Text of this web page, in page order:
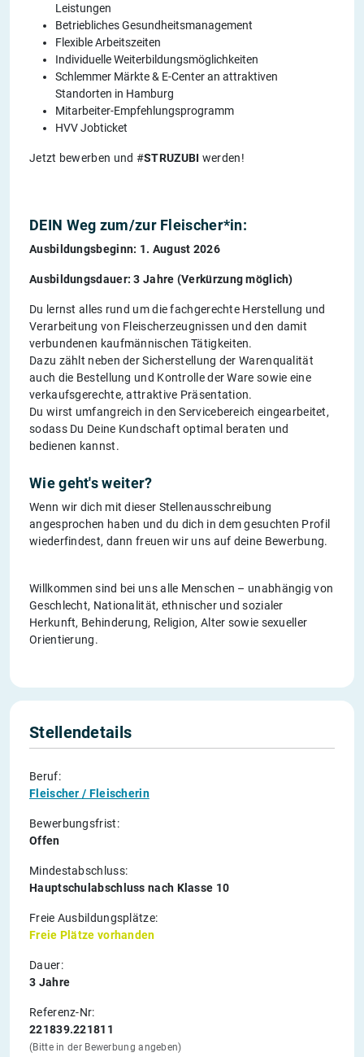
Leistungen
Betriebliches Gesundheitsmanagement
Flexible Arbeitszeiten
Individuelle Weiterbildungsmöglichkeiten
Schlemmer Märkte & E-Center an attraktiven
Standorten in Hamburg
Mitarbeiter-Empfehlungsprogramm
HVV Jobticket
Jetzt bewerben und #STRUZUBI werden!
DEIN Weg zum/zur Fleischer*in:
Ausbildungsbeginn: 1. August 2026
Ausbildungsdauer: 3 Jahre (Verkürzung möglich)
Du lernst alles rund um die fachgerechte Herstellung und
Verarbeitung von Fleischerzeugnissen und den damit
verbundenen kaufmännischen Tätigkeiten.
Dazu zählt neben der Sicherstellung der Warenqualität
auch die Bestellung und Kontrolle der Ware sowie eine
verkaufsgerechte, attraktive Präsentation.
Du wirst umfangreich in den Servicebereich eingearbeitet,
sodass Du Deine Kundschaft optimal beraten und
bedienen kannst.
Wie geht's weiter?
Wenn wir dich mit dieser Stellenausschreibung
angesprochen haben und du dich in dem gesuchten Profil
wiederfindest, dann freuen wir uns auf deine Bewerbung.
Willkommen sind bei uns alle Menschen – unabhängig von
Geschlecht, Nationalität, ethnischer und sozialer
Herkunft, Behinderung, Religion, Alter sowie sexueller
Orientierung.
Stellendetails
Beruf:
Fleischer / Fleischerin
Bewerbungsfrist:
Offen
Mindestabschluss:
Hauptschulabschluss nach Klasse 10
Freie Ausbildungsplätze:
Freie Plätze vorhanden
Dauer:
3 Jahre
Referenz-Nr:
221839.221811
(Bitte in der Bewerbung angeben)